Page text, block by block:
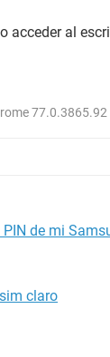
acceder al
77.0.3865.92
de mi
claro